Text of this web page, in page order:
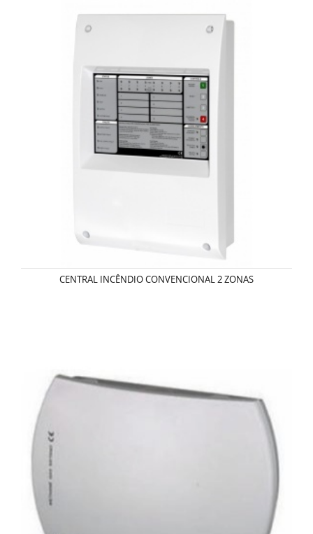
CENTRAL INCÊNDIO CONVENCIONAL 2 ZONAS